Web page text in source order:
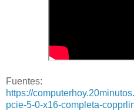
Fuentes:
https://
pcie-5-0-x16-completa-